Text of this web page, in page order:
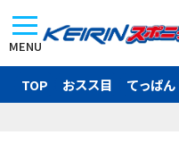
MENU
TOP おスス目 てっぱん